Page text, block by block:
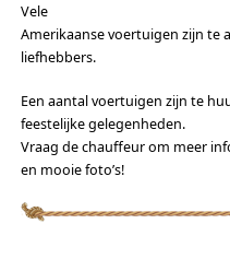
Vele
Amerikaanse voertuigen zijn te
liefhebbers.
Een aantal voertuigen zijn te
feestelijke gelegenheden.
Vraag de chauffeur om meer
en mooie foto’s!